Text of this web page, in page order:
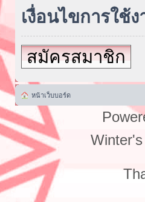
เงื่อนไขการใช้ง
สมัครสมาชิก
หน้าเว็บบอร์ด